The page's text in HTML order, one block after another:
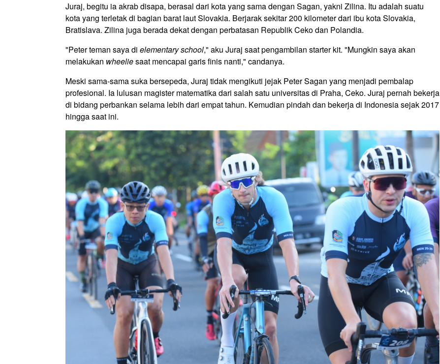
Juraj, begitu ia akrab disapa, berasal dari kota yang sama dengan Sagan, yakni Zilina. Itu adalah suatu
kota yang terletak di bagian barat laut Slovakia. Berjarak sekitar 200 kilometer dari ibu kota Slovakia,
Bratislava. Zilina juga berada dekat dengan perbatasan Republik Ceko dan Polandia.
"Peter teman saya di elementary school," aku Juraj saat pengambilan starter kit. "Mungkin saya akan
melakukan wheeliesaat mencapai garis finis nanti," candanya.
Meski sama-sama suka bersepeda, Juraj tidak mengikuti jejak Peter Sagan yang menjadi pembalap
profesional. Ia lulusan magister matematika dari salah satu universitas di Praha, Ceko. Juraj pernah bekerja
di bidang perbankan selama lebih dari empat tahun. Kemudian pindah dan bekerja di Indonesia sejak 2017
hingga saat ini.